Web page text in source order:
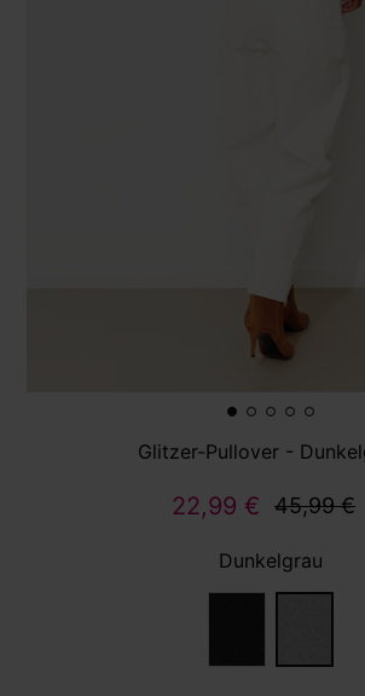
Glitzer-Pullover -
22,99 € 45,99 €
Dunkelgrau